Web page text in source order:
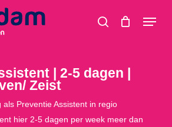
search
Menu
| 2-5 dagen |
Zeist
Preventie Assistent in regio
hier 2-5 dagen per week meer dan